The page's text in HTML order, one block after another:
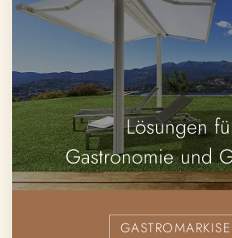
Lösungen
Gastronomie und